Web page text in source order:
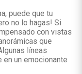
puede que tu
no lo hagas! Si
con vistas
que
líneas
un emocionante